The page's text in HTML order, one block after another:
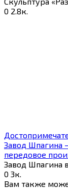
0 2.8к.
Завод Шпагина
передовое
Завод Шпагина
0 3к.
Вам также